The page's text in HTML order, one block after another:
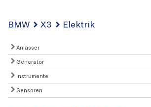
BMW X3 Elektrik
Anlasser
Generator
Instrumente
Sensoren